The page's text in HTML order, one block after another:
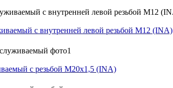
с внутренней левой резьбой M12 (INA)
с резьбой M20x1,5 (INA)